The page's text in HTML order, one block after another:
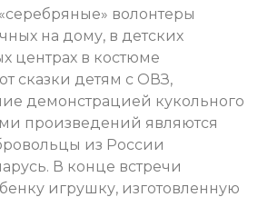
волонтеры
на дому, в детских
центрах в костюме
сказки детям с ОВЗ,
демонстрацией кукольного
произведений являются
из России
В конце встречи
игрушку, изготовленную